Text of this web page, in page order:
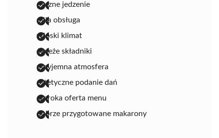
pyszne jedzenie
miła obsługa
włoski klimat
świeże składniki
przyjemna atmosfera
estetyczne podanie dań
szeroka oferta menu
dobrze przygotowane makarony